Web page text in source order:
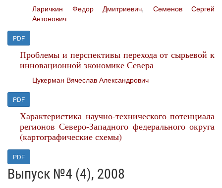
Ларичкин Федор Дмитриевич, Семенов Сергей
Антонович
PDF
Проблемы и перспективы перехода от сырьевой к
инновационной экономике Севера
Цукерман Вячеслав Александрович
PDF
Характеристика научно-технического потенциала
регионов Северо-Западного федерального округа
(картографические схемы)
PDF
Выпуск №4 (4), 2008